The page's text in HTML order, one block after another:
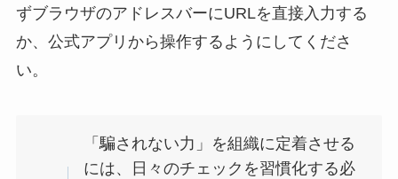
ずブラウザのアドレスバーにURLを直接入力する
か、公式アプリから操作するようにしてくださ
い。
「騙されない力」を組織に定着させる
には、日々のチェックを習慣化する必